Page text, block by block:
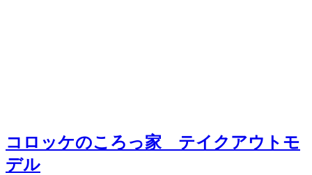
コロッケのころっ家 テイクアウトモ
デル